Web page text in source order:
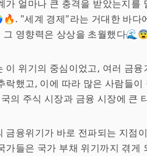
가 얼마나 큰 충격을 받았는지를
"세계 경제"라는 거대한 바다
그 영향력은 상상을 초월했다
이 위기의 중심이었고, 여러 금
락했고, 이에 따라 많은 사람들
의 주식 시장과 금융 시장에 큰
금융위기가 바로 전파되는 지점
가들은 국가 부채 위기까지 겪게